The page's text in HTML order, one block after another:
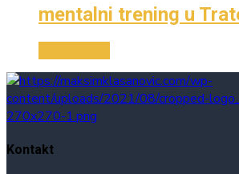
mentalni trening u
Kontakt